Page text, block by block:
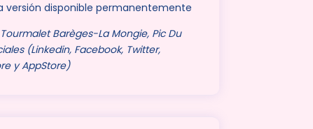
disponible permanentemente
Barèges-La Mongie, Pic Du
(Linkedin, Facebook, Twitter,
y AppStore)